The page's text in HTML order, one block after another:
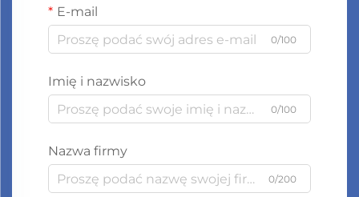
E-mail
0/100
Imię i nazwisko
0/100
Nazwa firmy
0/200